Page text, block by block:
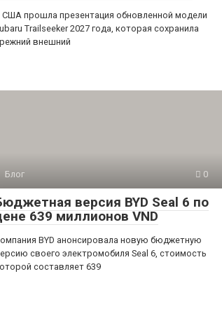
США прошла презентация обновленной модели
Trailseeker 2027 года, которая сохранила
внешний
Блог 0
версия BYD Seal 6 по
639 миллионов VND
BYD анонсировала новую бюджетную
своего электромобиля Seal 6, стоимость
составляет 639